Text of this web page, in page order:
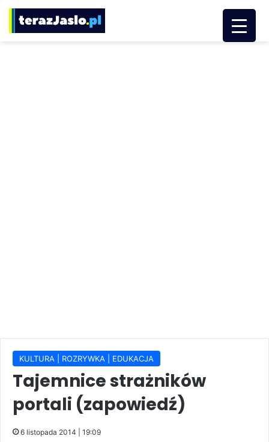
KULTURA | ROZRYWKA | EDUKACJA
Tajemnice strażników
portali (zapowiedź)
6 listopada 2014 | 19:09